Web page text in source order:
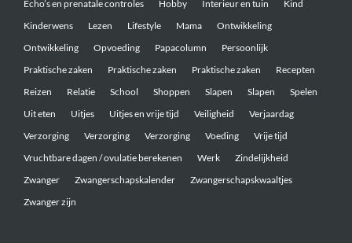
Echo’s en prenatale controles
Hobby Interieur en tuin
Kind
Kinderwens
Lezen Lifestyle Mama
Ontwikkeling
Ontwikkeling
Opvoeding Papacolumn
Persoonlijk
Praktische zaken
Praktische zaken Praktische zaken
Recepten
Reizen
Relatie School Shoppen Slapen Slapen
Spelen
Uit eten
Uitjes Uitjes en vrije tijd Veiligheid
Verjaardag
Verzorging
Verzorging Verzorging Voeding
Vrije tijd
Vruchtbare dagen / ovulatie berekenen
Werk
Zindelijkheid
Zwanger
Zwangerschapskalender
Zwangerschapskwaaltjes
Zwanger zijn